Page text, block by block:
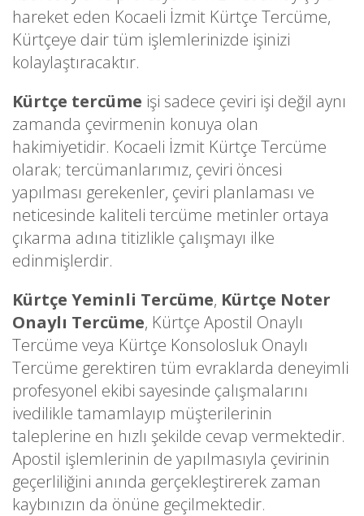
hareket eden Kocaeli İzmit Kürtçe Tercüme,
Kürtçeye dair tüm işlemlerinizde işinizi
kolaylaştıracaktır.
Kürtçe tercüme işi sadece çeviri işi değil aynı
zamanda çevirmenin konuya olan
hakimiyetidir. Kocaeli İzmit Kürtçe Tercüme
olarak; tercümanlarımız, çeviri öncesi
yapılması gerekenler, çeviri planlaması ve
neticesinde kaliteli tercüme metinler ortaya
çıkarma adına titizlikle çalışmayı ilke
edinmişlerdir.
Kürtçe Yeminli Tercüme, Kürtçe Noter
Onaylı Tercüme, Kürtçe Apostil Onaylı
Tercüme veya Kürtçe Konsolosluk Onaylı
Tercüme gerektiren tüm evraklarda deneyimli
profesyonel ekibi sayesinde çalışmalarını
ivedilikle tamamlayıp müşterilerinin
taleplerine en hızlı şekilde cevap vermektedir.
Apostil işlemlerinin de yapılmasıyla çevirinin
geçerliliğini anında gerçekleştirerek zaman
kaybınızın da önüne geçilmektedir.